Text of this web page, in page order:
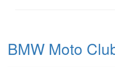
BMW Moto